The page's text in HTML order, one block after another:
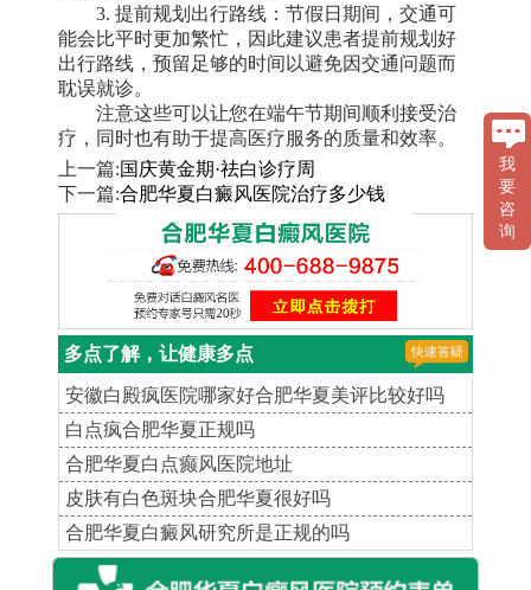
3. 提前规划出行路线：节假日期间，交通可
能会比平时更加繁忙，因此建议患者提前规划好
出行路线，预留足够的时间以避免因交通问题而
耽误就诊。
注意这些可以让您在端午节期间顺利接受治
疗，同时也有助于提高医疗服务的质量和效率。
上一篇:国庆黄金期·祛白诊疗周
下一篇:合肥华夏白癜风医院治疗多少钱
多点了解，让健康多点
安徽白殿疯医院哪家好合肥华夏美评比较好吗
白点疯合肥华夏正规吗
合肥华夏白点癫风医院地址
皮肤有白色斑块合肥华夏很好吗
合肥华夏白癜风研究所是正规的吗
我
要
咨
询